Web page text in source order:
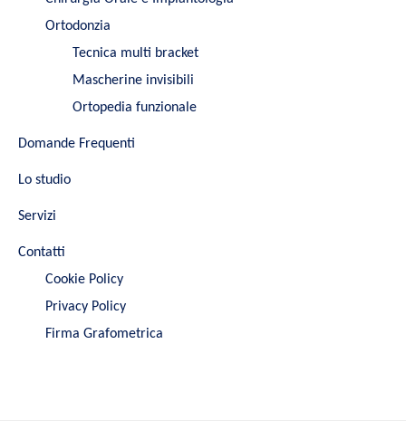
Ortodonzia
Tecnica multi bracket
Mascherine invisibili
Ortopedia funzionale
Domande Frequenti
Lo studio
Servizi
Contatti
Cookie Policy
Privacy Policy
Firma Grafometrica